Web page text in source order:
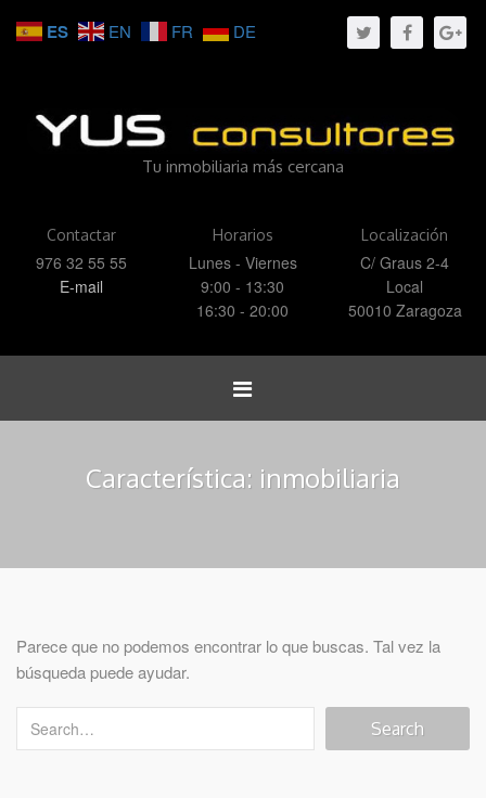
Tu inmobiliaria más cercana
Contactar
976 32 55 55
E-mail
Horarios
Lunes - Viernes
9:00 - 13:30
16:30 - 20:00
Localización
C/ Graus 2-4
Local
50010 Zaragoza
Toggle
Característica: inmobiliaria
Parece que no podemos encontrar lo que buscas. Tal vez la
búsqueda puede ayudar.
ES EN FR DE